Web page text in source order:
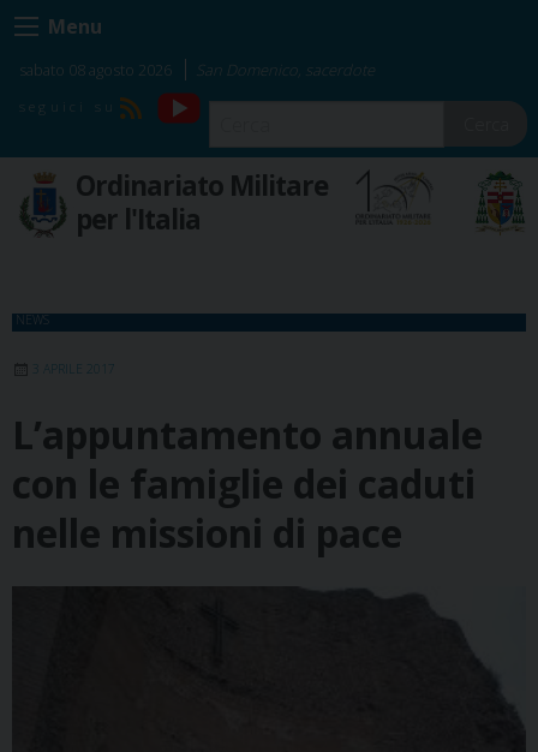
Skip
to
content
Menu
sabato 08 agosto 2026 San Domenico, sacerdote
RSS
YouTube
Ordinariato Militare
per l'Italia
NEWS
3 APRILE 2017
L’appuntamento annuale
con le famiglie dei caduti
nelle missioni di pace